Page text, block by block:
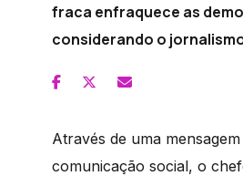
fraca enfraquece as
considerando o
Através de uma
comunicação social, o